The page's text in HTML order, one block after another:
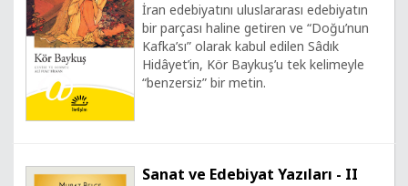
İran edebiyatını uluslararası edebiyatın
bir parçası haline getiren ve “Doğu’nun
Kafka’sı” olarak kabul edilen Sâdık
Hidâyet’in, Kör Baykuş’u tek kelimeyle
“benzersiz” bir metin.
Sanat ve Edebiyat Yazıları - II